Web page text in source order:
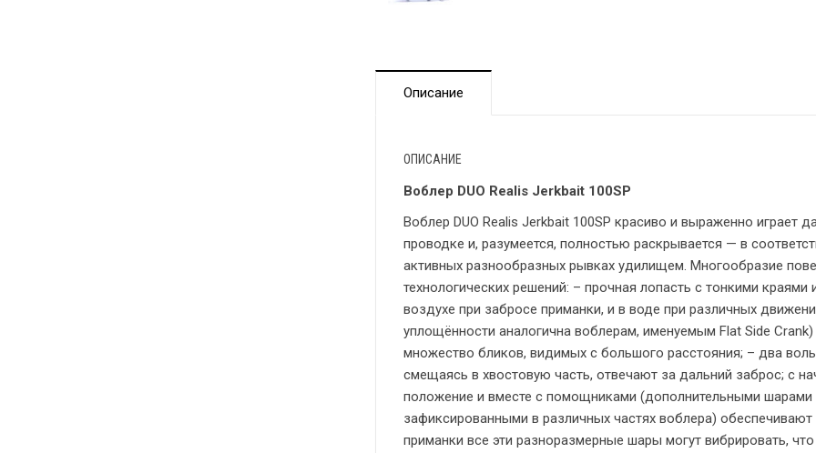
Описание
ОПИСАНИЕ
Воблер DUO Realis Jerkbait 100SP
Воблер DUO Realis Jerkbait 100SP красиво и выраженно играет
проводке и, разумеется, полностью раскрывается — в
активных разнообразных рывках удилищем. Многообразие
технологических решений: – прочная лопасть с тонкими
воздухе при забросе приманки, и в воде при различных
уплощённости аналогична воблерам, именуемым Flat Side
множество бликов, видимых с большого расстояния; – два
смещаясь в хвостовую часть, отвечают за дальний заброс; с
положение и вместе с помощниками (дополнительными шарами
зафиксированными в различных частях воблера)
приманки все эти разноразмерные шары могут вибрировать,